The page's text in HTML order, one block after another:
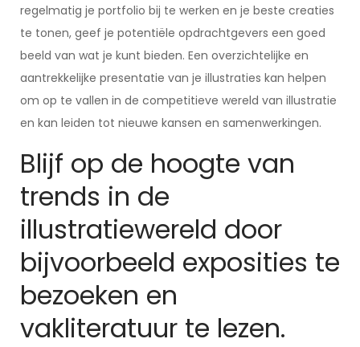
regelmatig je portfolio bij te werken en je beste creaties
te tonen, geef je potentiële opdrachtgevers een goed
beeld van wat je kunt bieden. Een overzichtelijke en
aantrekkelijke presentatie van je illustraties kan helpen
om op te vallen in de competitieve wereld van illustratie
en kan leiden tot nieuwe kansen en samenwerkingen.
Blijf op de hoogte van
trends in de
illustratiewereld door
bijvoorbeeld exposities te
bezoeken en
vakliteratuur te lezen.